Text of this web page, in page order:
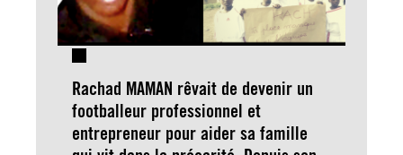
Rachad MAMAN rêvait de devenir un
footballeur professionnel et
entrepreneur pour aider sa famille